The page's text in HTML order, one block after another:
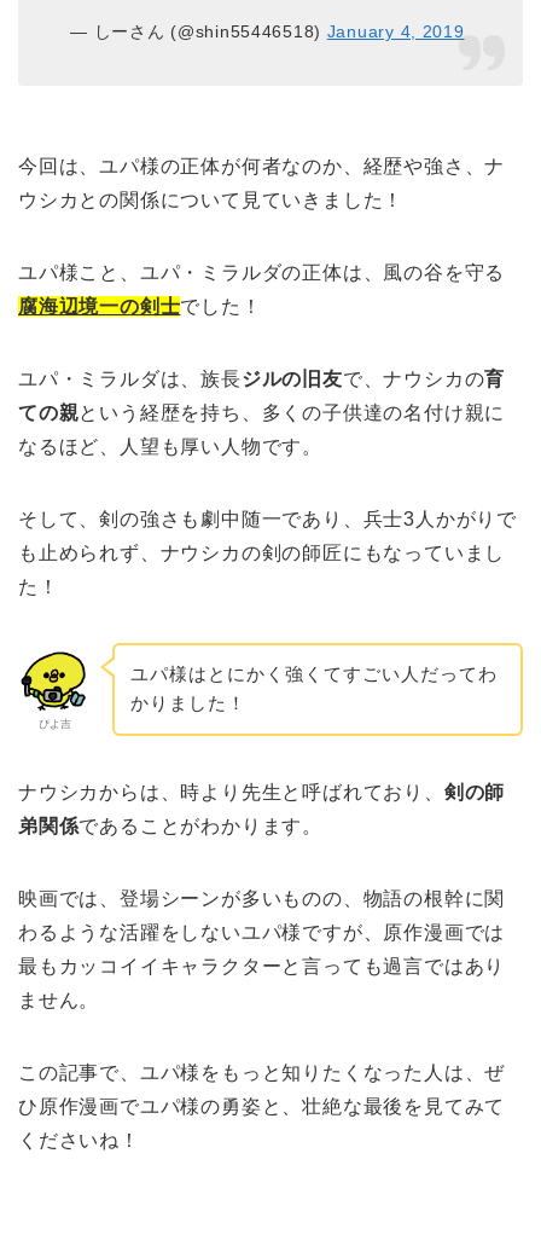
— しーさん (@shin55446518) January 4, 2019
今回は、ユパ様の正体が何者なのか、経歴や強さ、ナ
ウシカとの関係について見ていきました！
ユパ様こと、ユパ・ミラルダの正体は、風の谷を守る
腐海辺境一の剣士でした！
ユパ・ミラルダは、族長ジルの旧友で、ナウシカの育
ての親という経歴を持ち、多くの子供達の名付け親に
なるほど、人望も厚い人物です。
そして、剣の強さも劇中随一であり、兵士3人かがりで
も止められず、ナウシカの剣の師匠にもなっていまし
た！
ぴよ吉
ユパ様はとにかく強くてすごい人だってわ
かりました！
ナウシカからは、時より先生と呼ばれており、 剣の師
弟関係であることがわかります。
映画では、登場シーンが多いものの、物語の根幹に関
わるような活躍をしないユパ様ですが、原作漫画では
最もカッコイイキャラクターと言っても過言ではあり
ません。
この記事で、ユパ様をもっと知りたくなった人は、ぜ
ひ原作漫画でユパ様の勇姿と、壮絶な最後を見てみて
くださいね！